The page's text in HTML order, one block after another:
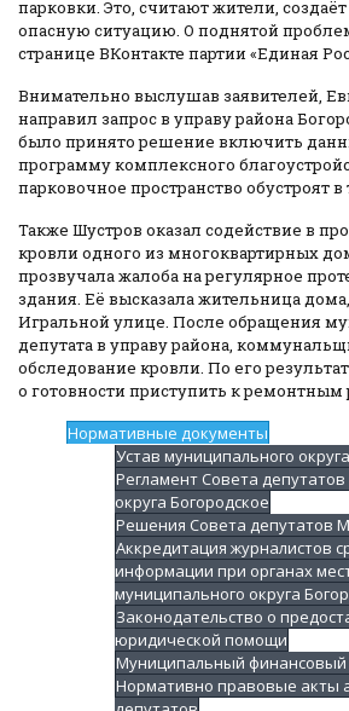
парковки. Это, считают жители,
опасную ситуацию. О поднятой
странице ВКонтакте партии «Единая
Внимательно выслушав заявителей,
направил запрос в управу района
было принято решение включить
программу комплексного
парковочное пространство обустроят
Также Шустров оказал содействие в
кровли одного из многоквартирных
прозвучала жалоба на регулярное
здания. Её высказала жительница
Игральной улице. После обращения
депутатав управу района,
обследование кровли. По его
о готовности приступить к ремонтным
Нормативные документы
Устав муниципального
Регламент Совета
округа Богородское
Решения Совета депутатов
Аккредитация журналистов
информации при органах
муниципального округа
Законодательство о
юридической помощи
Муниципальный финансовый
Нормативно правовые акты